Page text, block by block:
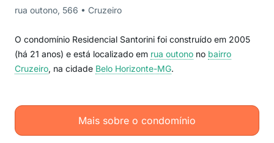
rua outono, 566 • Cruzeiro
O condomínio Residencial Santorini foi construído em 2005
(há 21 anos) e está localizado em rua outono no bairro
Cruzeiro, na cidade Belo Horizonte-MG.
Mais sobre o condomínio